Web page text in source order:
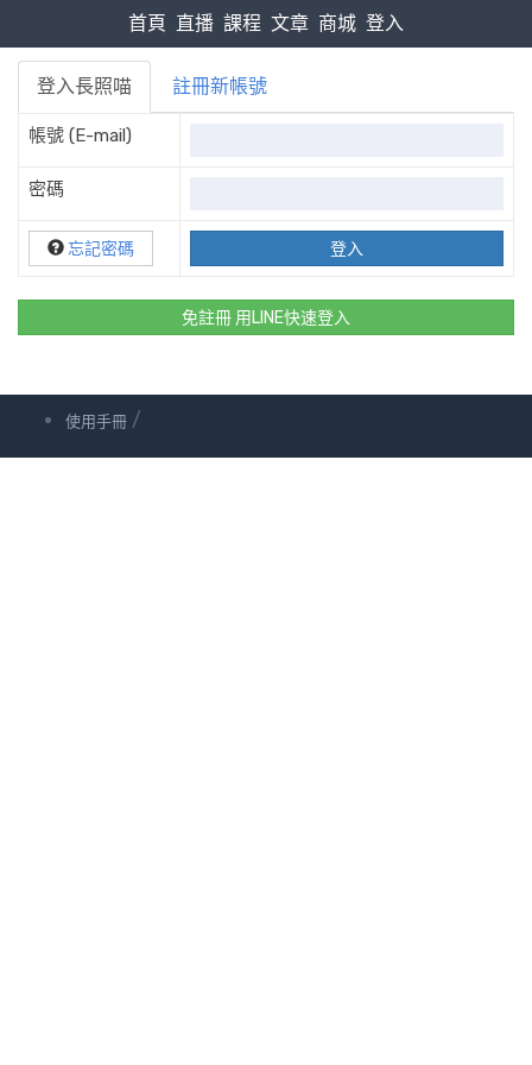
首頁 直播 課程 文章 商城 登入
登入長照喵 註冊新帳號
帳號 (E-mail)
密碼
忘記密碼
免註冊 用LINE快速登入
使用手冊 /